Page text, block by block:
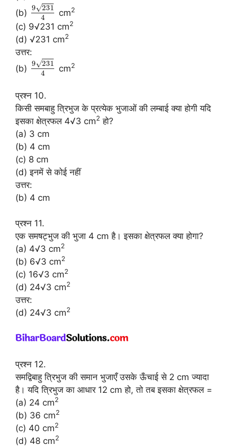
(b)
9 231
√
4
cm2
(c) 9√231 cm2
(d) √231 cm2
उत्तर:
(b)
9 231
√
4
cm2
प्रश्न 10.
किसी समबाहु त्रिभुज के प्रत्येक भुजाओं की लम्बाई क्या होगी यदि
इसका क्षेत्रफल 4√3 cm2 हो?
(a) 3 cm
(b) 4 cm
(c) 8 cm
(d) इनमें से कोई नहीं
उत्तर:
(b) 4 cm
प्रश्न 11.
एक समषट्भुज की भुजा 4 cm है। इसका क्षेत्रफल क्या होगा?
(a) 4√3 cm2
(b) 6√3 cm2
(c) 16√3 cm2
(d) 24√3 cm2
उत्तर:
(d) 24√3 cm2
प्रश्न 12.
समद्विबाहु त्रिभुज की समान भुजाएँ उसके ऊँचाई से 2 cm ज्यादा
है। यदि त्रिभुज का आधार 12 cm हो, तो तब इसका क्षेत्रफल =
(a) 24 cm2
(b) 36 cm2
(c) 40 cm2
(d) 48 cm2